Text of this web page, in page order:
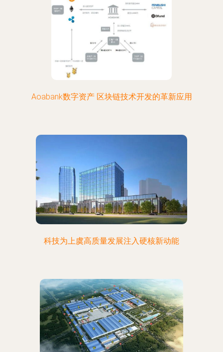
Aoabank数字资产 区块链技术开发的革新应用
科技为上虞高质量发展注入硬核新动能